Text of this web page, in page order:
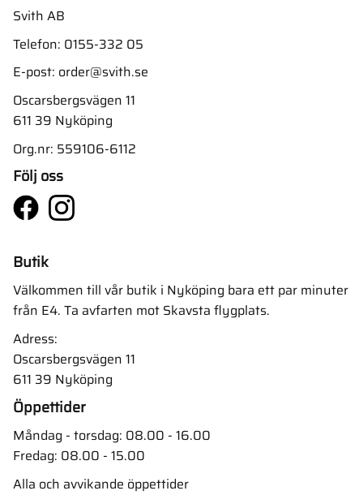
Svith AB
Telefon: 0155-332 05
E-post: order@svith.se
Oscarsbergsvägen 11
611 39 Nyköping
Org.nr: 559106-6112
Följ oss
Butik
Välkommen till vår butik i Nyköping bara ett par minuter
från E4. Ta avfarten mot Skavsta flygplats.
Adress:
Oscarsbergsvägen 11
611 39 Nyköping
Öppettider
Måndag - torsdag: 08.00 - 16.00
Fredag: 08.00 - 15.00
Alla och avvikande öppettider